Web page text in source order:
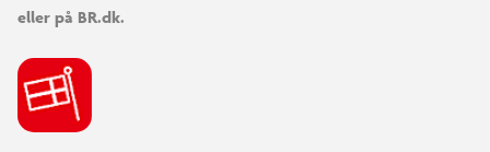
eller på BR.dk.